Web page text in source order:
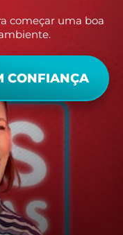
começar uma boa
CONFIANÇA